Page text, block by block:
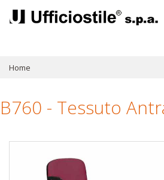
Home
B760 - Tessuto